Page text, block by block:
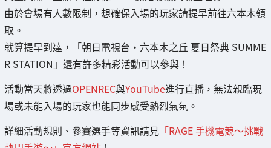
由於會場有人數限制，想確保入場的玩家請提早前往六本木領
取。
就算提早到達，「朝日電視台・六本木之丘 夏日祭典 SUMME
R STATION」還有許多精彩活動可以參與！
活動當天將透過OPENREC與YouTube進行直播，無法親臨現
場或未能入場的玩家也能同步感受熱烈氣氛。
詳細活動規則、參賽選手等資訊請見 「RAGE 手機電競～挑戰